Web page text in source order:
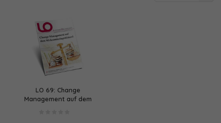
LO 69: Change
Management auf dem